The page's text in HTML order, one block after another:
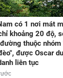
có 1 nơi mát
khoảng 20 độ,
thuộc nhóm
được Oscar
liên tục